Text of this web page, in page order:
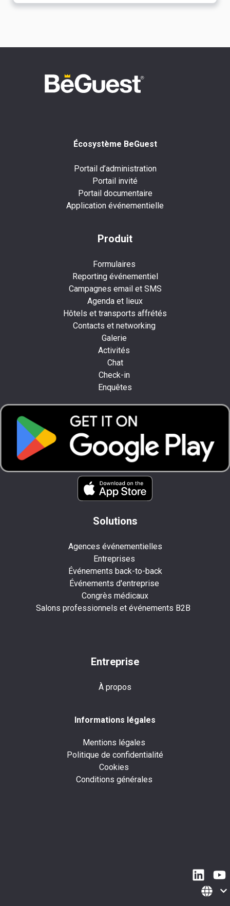
Écosystème BeGuest
Portail d’administration
Portail invité
Portail documentaire
Application événementielle
Produit
Formulaires
Reporting événementiel
Campagnes email et SMS
Agenda et lieux
Hôtels et transports affrétés
Contacts et networking
Galerie
Activités
Chat
Check-in
Enquêtes
Solutions
Agences événementielles
Entreprises
Événements back-to-back
Événements d'entreprise
Congrès médicaux
Salons professionnels et événements B2B
Entreprise
À propos
Informations légales
Mentions légales
Politique de confidentialité
Cookies
Conditions générales